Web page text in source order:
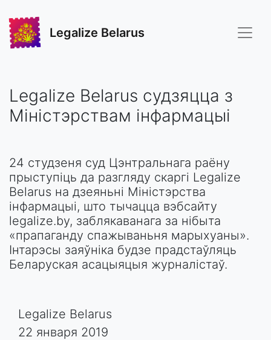
Legalize Belarus
Legalize Belarus судзяцца з
Міністэрствам інфармацыі
24 студзеня суд Цэнтральнага раёну
прыступіць да разгляду скаргі Legalize
Belarus на дзеяньні Міністэрства
інфармацыі, што тычацца вэбсайту
legalize.by, заблякаванага за нібыта
«прапаганду спажываньня марыхуаны».
Інтарэсы заяўніка будзе прадстаўляць
Беларуская асацыяцыя журналістаў.
Legalize Belarus
22 января 2019